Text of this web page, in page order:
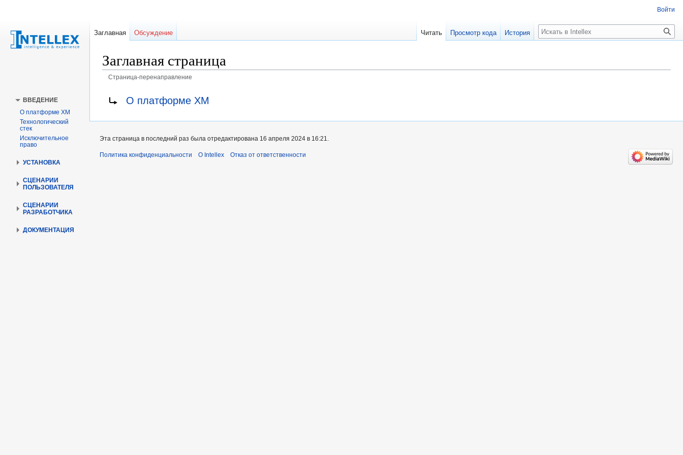
Заглавная страница
Страница-перенаправление
Перенаправление на:
О платформе ХМ
Войти
Заглавная Обсуждение Читать Просмотр кода История Поиск
ВВЕДЕНИЕ
О платформе XM
Технологический
стек
Исключительное
право
УСТАНОВКА
СЦЕНАРИИ
ПОЛЬЗОВАТЕЛЯ
СЦЕНАРИИ
РАЗРАБОТЧИКА
ДОКУМЕНТАЦИЯ
Эта страница в последний раз была отредактирована 16 апреля 2024 в 16:21.
Политика конфиденциальности О Intellex Отказ от ответственности